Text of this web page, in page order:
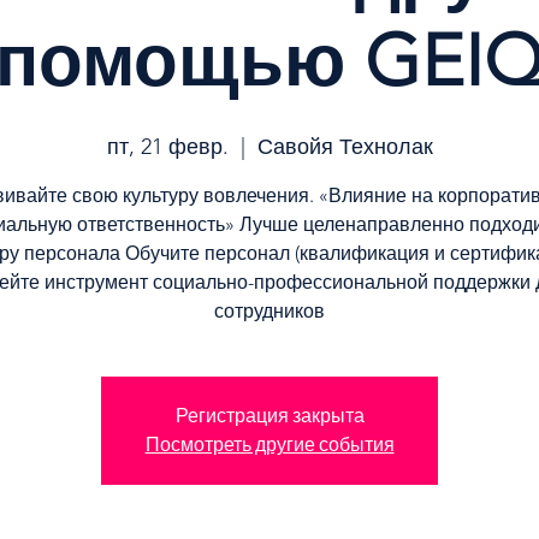
помощью
пт, 21 февр. Савойя Технолак
свою культуру вовлечения. «Влияние на
ответственность» Лучше целенаправленно
персонала Обучите персонал (квалификация и
инструмент социально-профессиональной поддержки
сотрудников
Регистрация закрыта
Посмотреть другие события